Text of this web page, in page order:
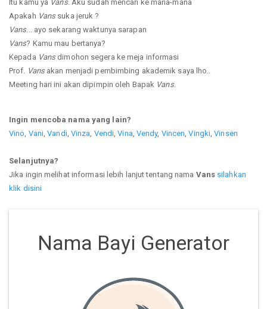
Itu kamu ya Vans. Aku sudah mencari ke mana-mana
Apakah Vanssuka jeruk ?
Vans... ayo sekarang waktunya sarapan
Vans? Kamu mau bertanya?
Kepada Vansdimohon segera ke meja informasi
Prof. Vansakan menjadi pembimbing akademik saya lho..
Meeting hari ini akan dipimpin oleh Bapak Vans.
Ingin mencoba nama yang lain?
Vino Vani ,Vandi, Vinza Vendi ,Vina Vendy, Vincen ,Vingki ,Vinsen
Selanjutnya?
Jika ingin melihat informasi lebih lanjut tentang nama Vans silahkan
klik disini
Nama Bayi Generator